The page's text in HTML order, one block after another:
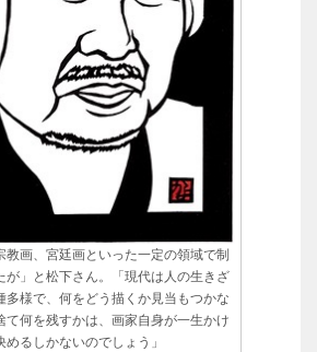
教画、宮廷画といった一定の領域で制
が」と松下さん。「現代は人の生きざ
多様で、何をどう描くか見当もつかな
て何を残すかは、画家自身が一生かけ
めるしかないのでしょう」